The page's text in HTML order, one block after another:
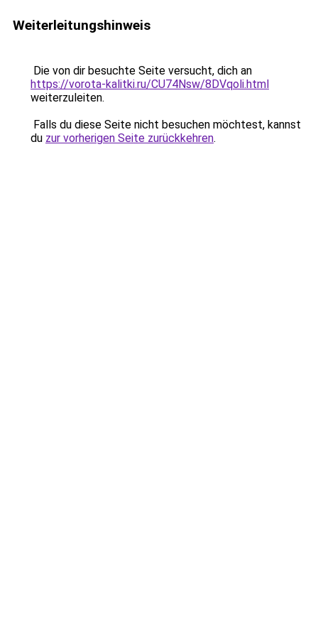
Weiterleitungshinweis
Die von dir besuchte Seite versucht, dich an
https://vorota-kalitki.ru/CU74Nsw/8DVqoli.html
weiterzuleiten.
Falls du diese Seite nicht besuchen möchtest, kannst
du zur vorherigen Seite zurückkehren.